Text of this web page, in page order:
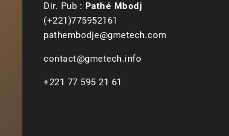
Dir. Pub : Pathé Mbodj
(+221)775952161
pathembodje@gmetech.com
contact@gmetech.info
+221 77 595 21 61